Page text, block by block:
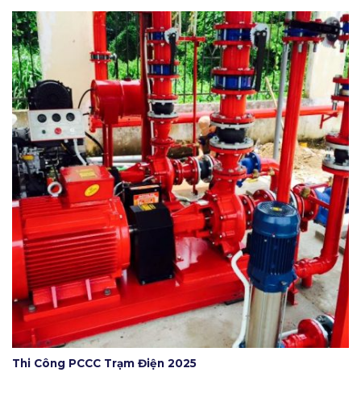
Thi Công PCCC Trạm Điện 2025